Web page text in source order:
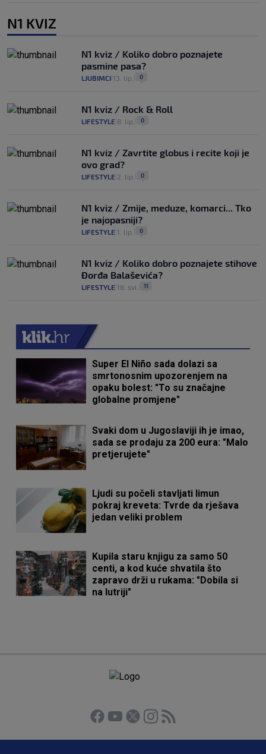
N1 KVIZ
N1 kviz / Koliko dobro poznajete
pasmine pasa?
LJUBIMCI 13. lip. 0
N1 kviz / Rock & Roll
LIFESTYLE 8. lip. 0
N1 kviz / Zavrtite globus i recite koji je
ovo grad?
LIFESTYLE 2. lip. 0
N1 kviz / Zmije, meduze, komarci... Tko
je najopasniji?
LIFESTYLE 1. lip. 0
N1 kviz / Koliko dobro poznajete stihove
Đorđa Balaševića?
LIFESTYLE 18. svi. 11
Super El Niño sada dolazi sa
smrtonosnim upozorenjem na
opaku bolest: "To su značajne
globalne promjene"
Svaki dom u Jugoslaviji ih je imao,
sada se prodaju za 200 eura: "Malo
pretjerujete"
Ljudi su počeli stavljati limun
pokraj kreveta: Tvrde da rješava
jedan veliki problem
Kupila staru knjigu za samo 50
centi, a kod kuće shvatila što
zapravo drži u rukama: "Dobila si
na lutriji"